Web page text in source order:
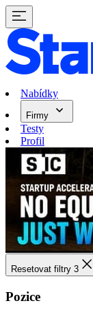
Nabídky
Firmy
Testy
Profil
Resetovat filtry 3
Pozice